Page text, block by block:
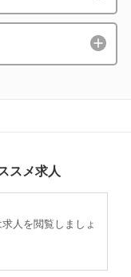
スメ求人
人を閲覧しましょ